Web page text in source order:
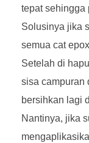
tepat sehingga
Solusinya jika
semua cat
Setelah di
sisa campuran
bersihkan lagi
Nantinya, jika